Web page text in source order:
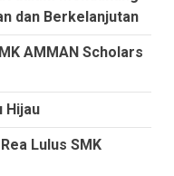
dan Berkelanjutan
AMMAN Scholars
Hijau
Lulus SMK